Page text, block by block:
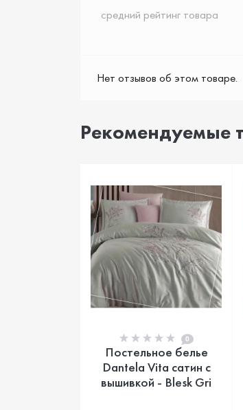
средний рейтинг товара
Нет отзывов об этом товаре.
Рекомендуемые
0
Постельное белье
Dantela Vita сатин с
вышивкой - Blesk Gri